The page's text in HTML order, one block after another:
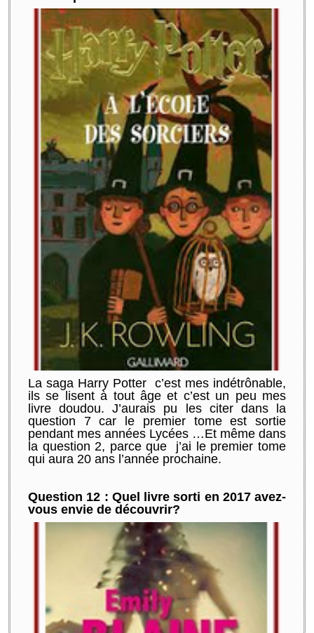
La saga Harry Potter c’est mes indétrônable,
ils se lisent à tout âge et c’est un peu mes
livre doudou. J’aurais pu les citer dans la
question 7 car le premier tome est sortie
pendant mes années Lycées …Et même dans
la question 2, parce que j’ai le premier tome
qui aura 20 ans l’année prochaine.
Question 12 : Quel livre sorti en 2017 avez-
vous envie de découvrir?